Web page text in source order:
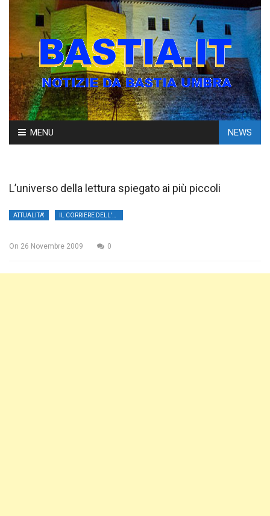
Skip
to
MENU NEWS
L’universo della lettura spiegato ai più piccoli
ATTUALITA'
On 26 Novembre 2009 0